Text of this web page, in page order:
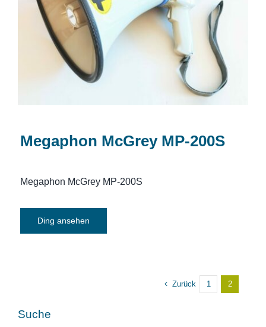
Megaphon McGrey MP-200S
Megaphon McGrey MP-200S
Megaphon McGrey MP-200S
Ding ansehen
Zurück 1 2
Suche